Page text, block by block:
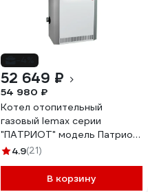
52 649 ₽
54 980 ₽
Котел отопительный
газовый lemax серии
"ПАТРИОТ" модель Патриот
16 (без УСД) ЦБ-00105850
4.9(21)
В корзину